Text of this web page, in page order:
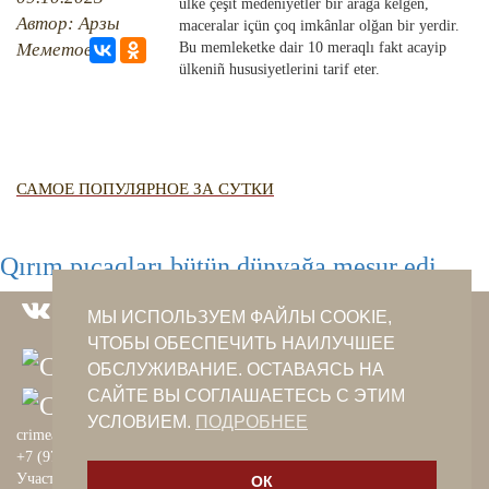
FOTOARHİV
MİRAS
TESTLER
Автор: Арзы
Меметова
ülke çeşit medeniyetler bir arağa kelgen,
maceralar içün çoq imkânlar olğan bir yerdir.
Bu memleketke dair 10 meraqlı fakt acayip
ülkeniñ hususiyetlerini tarif eter.
САМОЕ ПОПУЛЯРНОЕ ЗА СУТКИ
Qırım pıçaqları bütün dünyağa meşur edi
crimeantatars@qaradeniz.com
+7 (978) 208-56-55
Участие в проекте Khalide Fashion
МЫ ИСПОЛЬЗУЕМ ФАЙЛЫ COOKIE,
ЧТОБЫ ОБЕСПЕЧИТЬ НАИЛУЧШЕЕ
ОБСЛУЖИВАНИЕ. ОСТАВАЯСЬ НА
САЙТЕ ВЫ СОГЛАШАЕТЕСЬ С ЭТИМ
УСЛОВИЕМ. ПОДРОБНЕЕ
ОК